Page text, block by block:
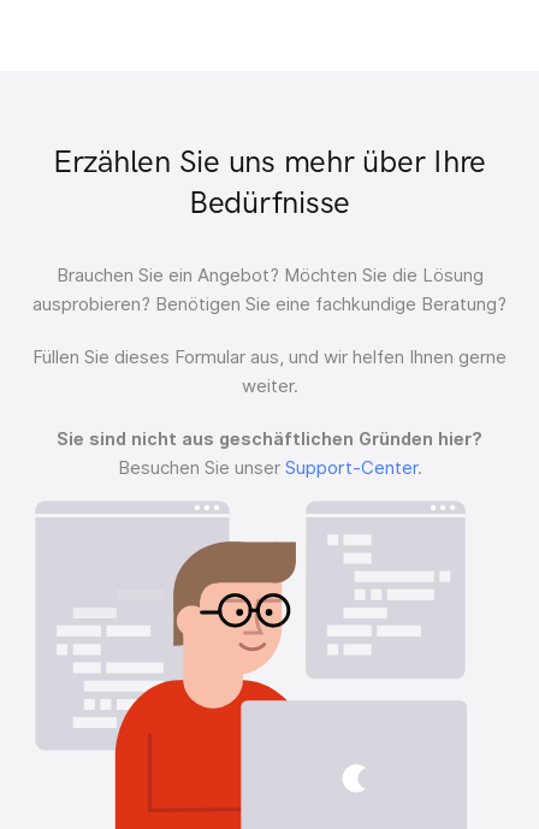
Erzählen Sie uns mehr über Ihre
Bedürfnisse
Brauchen Sie ein Angebot? Möchten Sie die Lösung
ausprobieren? Benötigen Sie eine fachkundige Beratung?
Füllen Sie dieses Formular aus, und wir helfen Ihnen gerne
weiter.
Sie sind nicht aus geschäftlichen Gründen hier?
Besuchen Sie unser Support-Center.